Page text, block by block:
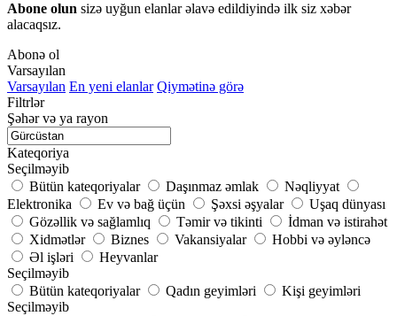
Abone olun sizə uyğun elanlar əlavə edildiyində ilk siz xəbər
alacaqsız.
Abonə ol
Varsayılan
Varsayılan En yeni elanlar Qiymətinə görə
Filtrlər
Şəhər və ya rayon
Kateqoriya
Seçilməyib
Bütün kateqoriyalar
Daşınmaz əmlak
Nəqliyyat
Elektronika
Ev və bağ üçün Şəxsi əşyalar
Uşaq dünyası
Gözəllik və sağlamlıq
Təmir və tikinti
İdman və istirahət
Xidmətlər
Biznes Vakansiyalar
Hobbi və əyləncə
Əl işləri
Heyvanlar
Seçilməyib
Bütün kateqoriyalar
Qadın geyimləri
Kişi geyimləri
Seçilməyib